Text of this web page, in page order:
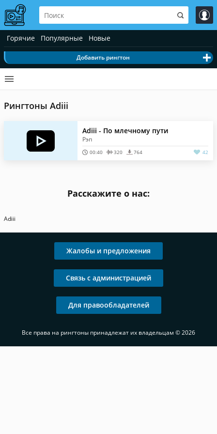
Горячие Популярные Новые
Добавить рингтон
Рингтоны Adiii
Adiii - По млечному пути
Рэп
00:40 320 764 42
Расскажите о нас:
Adiii
Жалобы и предложения
Связь с администрацией
Для правообладателей
Все права на рингтоны принадлежат их владельцам © 2026